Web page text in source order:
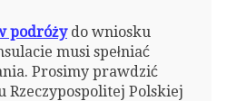
podróżydo wniosku
musi spełniać
Prosimy prawdzić
Rzeczypospolitej Polskiej